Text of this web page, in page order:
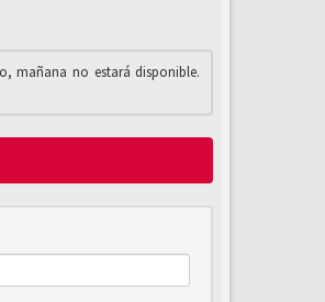
mañana no estará disponible.